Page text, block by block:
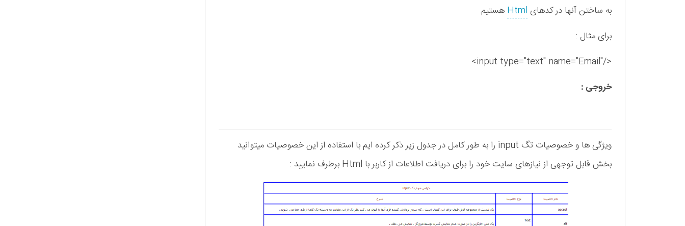
به ساختن آنها در کدهای Html هستیم.
برای مثال :
<input type="text" name="Email"/>
خروجی :
ویژگی ها و خصوصیات تگ input را به طور کامل در جدول زیر ذکر کرده ایم با استفاده از این خصوصیات میتوانید
بخش قابل توجهی از نیازهای سایت خود را برای دریافت اطلاعات از کاربر با Html برطرف نمایید :